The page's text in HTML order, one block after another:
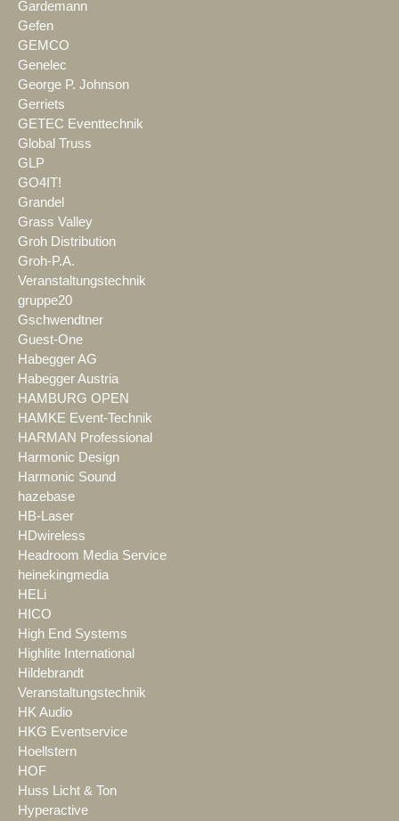
Gardemann
Gefen
GEMCO
Genelec
George P. Johnson
Gerriets
GETEC Eventtechnik
Global Truss
GLP
GO4IT!
Grandel
Grass Valley
Groh Distribution
Groh-P.A.
Veranstaltungstechnik
gruppe20
Gschwendtner
Guest-One
Habegger AG
Habegger Austria
HAMBURG OPEN
HAMKE Event-Technik
HARMAN Professional
Harmonic Design
Harmonic Sound
hazebase
HB-Laser
HDwireless
Headroom Media Service
heinekingmedia
HELi
HICO
High End Systems
Highlite International
Hildebrandt
Veranstaltungstechnik
HK Audio
HKG Eventservice
Hoellstern
HOF
Huss Licht & Ton
Hyperactive